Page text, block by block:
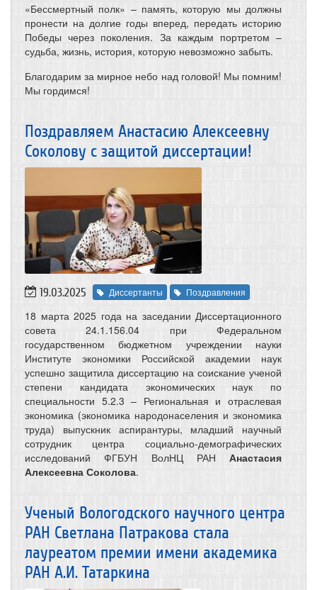
«Бессмертный полк» – память, которую мы должны
пронести на долгие годы вперед, передать историю
Победы через поколения. За каждым портретом –
судьба, жизнь, история, которую невозможно забыть.
Благодарим за мирное небо над головой! Мы помним!
Мы гордимся!
Поздравляем Анастасию Алексеевну
Соколову с защитой диссертации!
19.03.2025 Диссертанты Поздравления
18 марта 2025 года на заседании Диссертационного
совета 24.1.156.04 при Федеральном
государственном бюджетном учреждении науки
Институте экономики Российской академии наук
успешно защитила диссертацию на соискание ученой
степени кандидата экономических наук по
специальности 5.2.3 – Региональная и отраслевая
экономика (экономика народонаселения и экономика
труда) выпускник аспирантуры, младший научный
сотрудник центра социально-демографических
исследований ФГБУН ВолНЦ РАН Анастасия
Алексеевна Соколова.
Ученый Вологодского научного центра
РАН Светлана Патракова стала
лауреатом премии имени академика
РАН А.И. Татаркина